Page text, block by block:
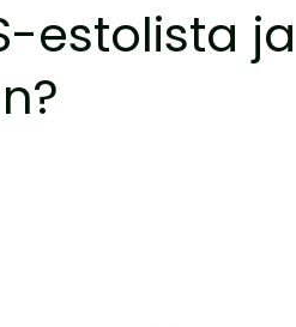
estolista